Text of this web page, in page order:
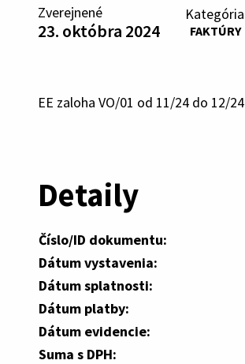
Zverejnené
23. októbra 2024
Kategória
FAKTÚRY
EE zaloha VO/01 od 11/24 do 12/24
Detaily
Číslo/ID dokumentu:
Dátum vystavenia:
Dátum splatnosti:
Dátum platby:
Dátum evidencie:
Suma s DPH: